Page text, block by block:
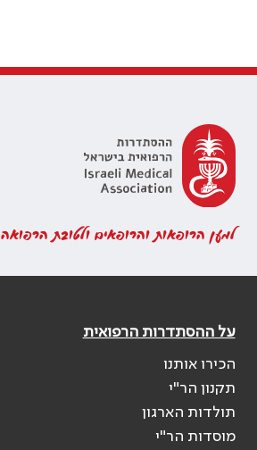
למען הרופאות והרופאים ולטובת הרפואה
על ההסתדרות הרפואית
הכירו אותנו
תקנון הר"י
תולדות הארגון
מוסדות הר"י